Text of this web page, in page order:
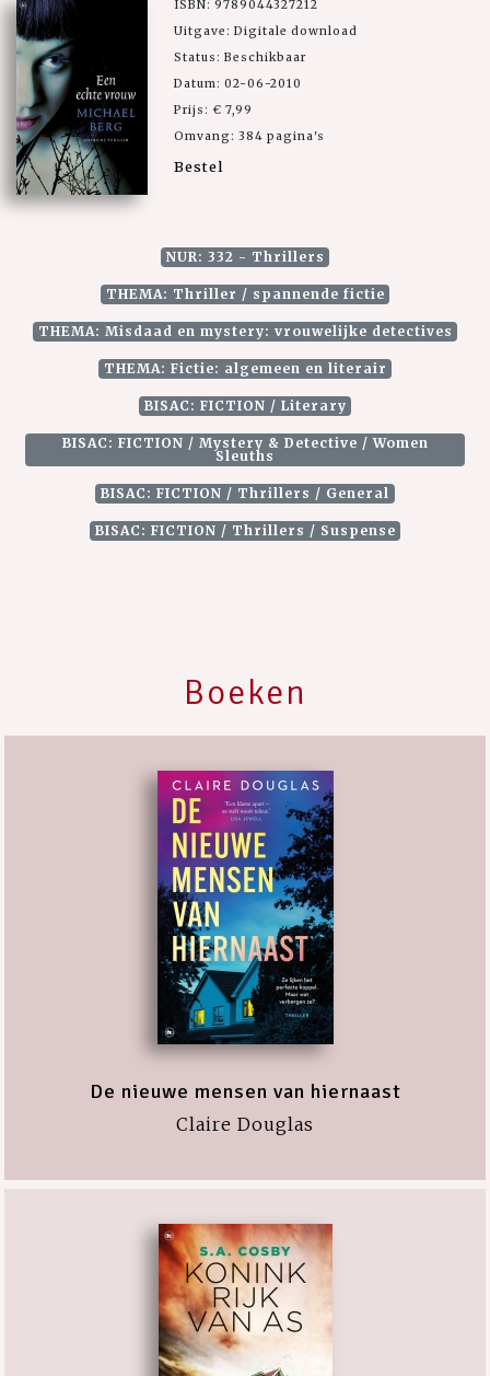
ISBN: 9789044327212
Uitgave: Digitale download
Status: Beschikbaar
Datum: 02-06-2010
Prijs: € 7,99
Omvang: 384 pagina's
Bestel
NUR: 332 - Thrillers
THEMA: Thriller / spannende fictie
THEMA: Misdaad en mystery: vrouwelijke detectives
THEMA: Fictie: algemeen en literair
BISAC: FICTION / Literary
BISAC: FICTION / Mystery & Detective / Women
Sleuths
BISAC: FICTION / Thrillers / General
BISAC: FICTION / Thrillers / Suspense
Boeken
De nieuwe mensen van hiernaast
Claire Douglas